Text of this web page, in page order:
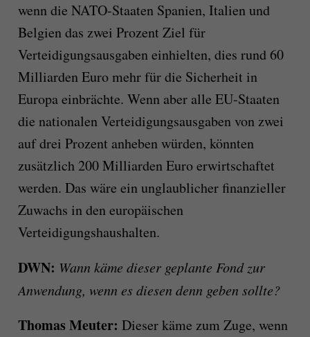
wenn die NATO-Staaten Spanien, Italien und
Belgien das zwei Prozent Ziel für
Verteidigungsausgaben einhielten, dies rund 60
Milliarden Euro mehr für die Sicherheit in
Europa einbrächte. Wenn aber alle EU-Staaten
die nationalen Verteidigungsausgaben von zwei
auf drei Prozent anheben würden, könnten
zusätzlich 200 Milliarden Euro erwirtschaftet
werden. Das wäre ein unglaublicher finanzieller
Zuwachs in den europäischen
Verteidigungshaushalten.
DWN: Wann käme dieser geplante Fond zur
Anwendung, wenn es diesen denn geben sollte?
Thomas Meuter: Dieser käme zum Zuge, wenn